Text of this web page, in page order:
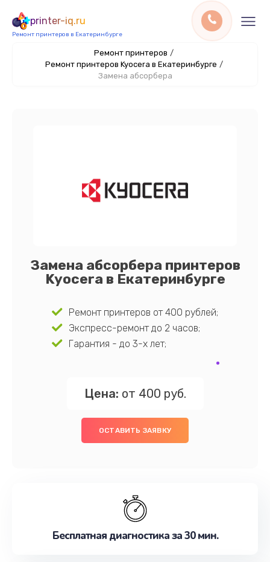
printer-iq.ru
Ремонт принтеров в Екатеринбурге
Ремонт принтеров /
Ремонт принтеров Kyocera в Екатеринбурге /
Замена абсорбера
Замена абсорбера принтеров
Kyocera в Екатеринбурге
Ремонт принтеров от 400 рублей;
Экспресс-ремонт до 2 часов;
Гарантия - до 3-х лет;
Цена: от 400 руб.
ОСТАВИТЬ ЗАЯВКУ
Бесплатная диагностика за 30 мин.